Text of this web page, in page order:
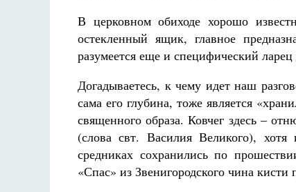
В церковном обиходе хорошо
остекленный ящик, главное
разумеется еще и специфический
Догадываетесь, к чему идет наш
сама его глубина, тоже является
священного образа. Ковчег здесь –
(слова свт. Василия Великого),
средниках сохранились по
«Спас» из Звенигородского чина